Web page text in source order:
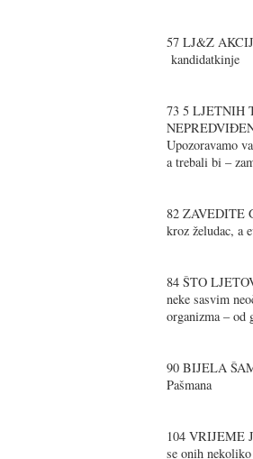
57 LJ&Z
kandidatkinje
73 5 LJETNIH
Upozoravamo
a trebali bi –
82 ZAVEDITE
kroz želudac, a
84 ŠTO
neke sasvim
organizma – od
90 BIJELA
Pašmana
104 VRIJEME
se onih